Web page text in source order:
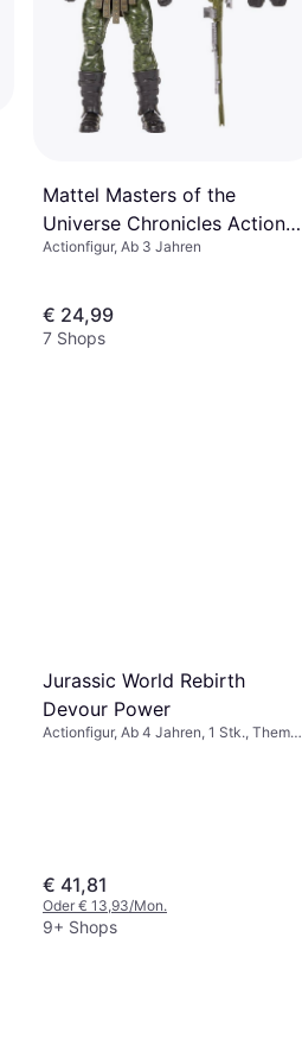
Mattel Masters of the
Universe Chronicles Action
Figure Tri-Klops
Actionfigur, Ab 3 Jahren
€ 24,99
7 Shops
Jurassic World Rebirth
Devour Power
Actionfigur, Ab 4 Jahren, 1 Stk., Thema:
€ 41,81
Oder € 13,93/Mon.
9+ Shops